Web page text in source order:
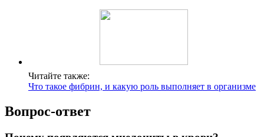
Читайте также:
Что такое фибрин, и какую роль выполняет в организме
Вопрос-ответ